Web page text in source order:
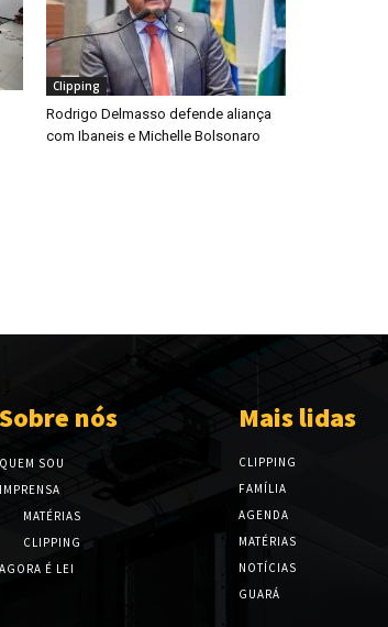
Clipping
Rodrigo Delmasso defende aliança
com Ibaneis e Michelle Bolsonaro
Sobre nós
QUEM SOU
IMPRENSA
MATÉRIAS
CLIPPING
AGORA É LEI
Mais lidas
CLIPPING
FAMÍLIA
AGENDA
MATÉRIAS
NOTÍCIAS
GUARÁ